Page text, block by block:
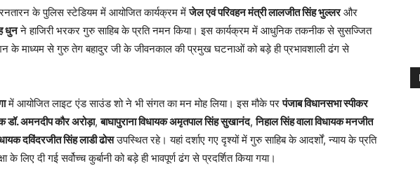
के पुलिस स्टेडियम में आयोजित कार्यक्रम मेंजेल एवं परिवहन मंत्री लालजीत सिंह भुल्लरऔर
धुनने हाजिरी भरकर गुरु साहिब के प्रति नमन किया। इस कार्यक्रम में आधुनिक तकनीक से सुसज्जित
के माध्यम से गुरु तेग बहादुर जी के जीवनकाल की प्रमुख घटनाओं को बड़े ही प्रभावशाली ढंग से
में आयोजित लाइट एंड साउंड शो ने भी संगत का मन मोह लिया। इस मौके परपंजाब विधानसभा स्पीकर
डॉ. अमनदीप कौर अरोड़ा,बाघापुराना विधायक अमृतपाल सिंह सुखानंद,निहाल सिंह वाला विधायक मनजीत
दविंदरजीत सिंह लाडी ढोसउपस्थित रहे। यहां दर्शाए गए दृश्यों में गुरु साहिब के आदर्शों, न्याय के प्रति
के लिए दी गई सर्वोच्च कुर्बानी को बड़े ही भावपूर्ण ढंग से प्रदर्शित किया गया।